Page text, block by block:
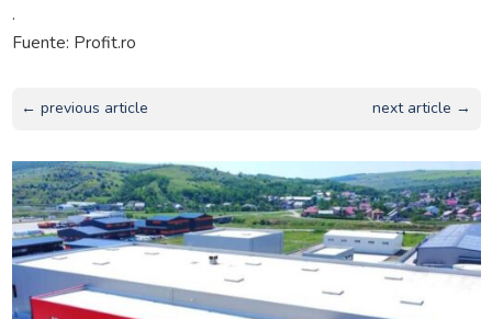
.
Fuente: Profit.ro
← previous article next article →